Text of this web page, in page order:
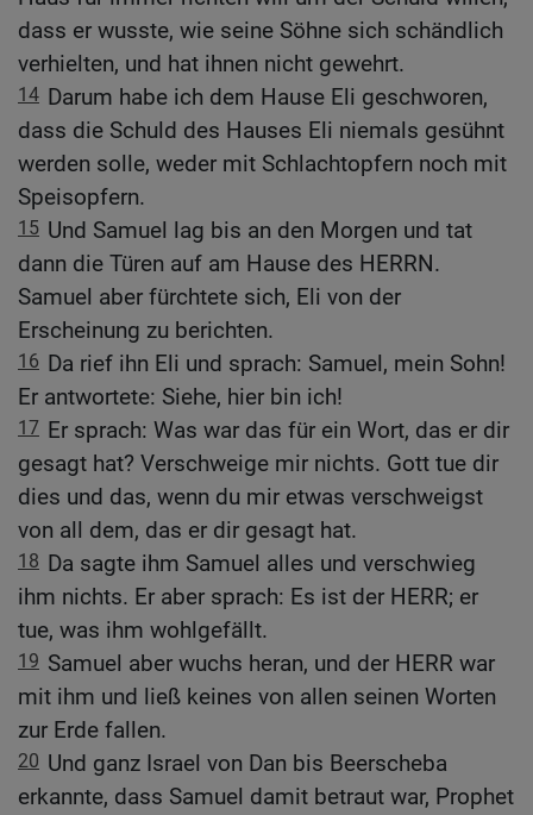
dass er wusste, wie seine Söhne sich schändlich
verhielten, und hat ihnen nicht gewehrt.
14 Darum habe ich dem Hause Eli geschworen,
dass die Schuld des Hauses Eli niemals gesühnt
werden solle, weder mit Schlachtopfern noch mit
Speisopfern.
15 Und Samuel lag bis an den Morgen und tat
dann die Türen auf am Hause des HERRN.
Samuel aber fürchtete sich, Eli von der
Erscheinung zu berichten.
16 Da rief ihn Eli und sprach: Samuel, mein Sohn!
Er antwortete: Siehe, hier bin ich!
17 Er sprach: Was war das für ein Wort, das er dir
gesagt hat? Verschweige mir nichts. Gott tue dir
dies und das, wenn du mir etwas verschweigst
von all dem, das er dir gesagt hat.
18 Da sagte ihm Samuel alles und verschwieg
ihm nichts. Er aber sprach: Es ist der HERR; er
tue, was ihm wohlgefällt.
19 Samuel aber wuchs heran, und der HERR war
mit ihm und ließ keines von allen seinen Worten
zur Erde fallen.
20 Und ganz Israel von Dan bis Beerscheba
erkannte, dass Samuel damit betraut war, Prophet